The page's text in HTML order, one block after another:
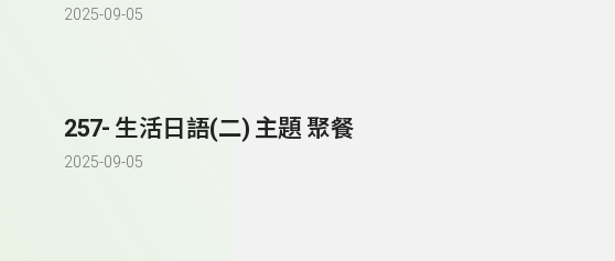
2025-09-05
257- 生活日語(二) 主題 聚餐
2025-09-05